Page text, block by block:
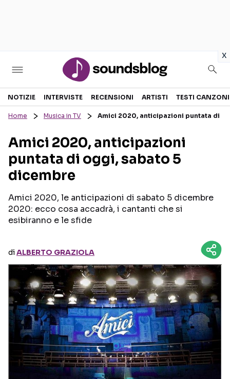
x
Sezioni
RECENSIONI MUSICALI
INTERVISTE
GOSSIP E CURIOSITÀ
TESTI CANZONI
TOUR ED EVENTI
Seguici sui social
NOTIZIE INTERVISTE RECENSIONI ARTISTI TESTI CANZONI
Home Musica in TV Amici 2020, anticipazioni puntata di
Amici 2020, anticipazioni
puntata di oggi, sabato 5
dicembre
Amici 2020, le anticipazioni di sabato 5 dicembre
2020: ecco cosa accadrà, i cantanti che si
esibiranno e le sfide
diALBERTO GRAZIOLA